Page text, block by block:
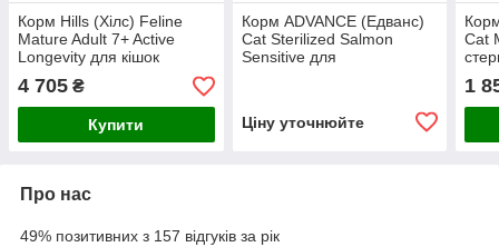
Корм Hills (Хілс) Feline
Mature Adult 7+ Active
Longevity для кішок
старше 7 років з куркою,
10 кг
4 705 ₴
Купити
Корм ADVANCE (Едванс)
Cat Sterilized Salmon
Sensitive для
Ціну уточнюйте
Cat
1
Про нас
49% позитивних з 157 відгуків за рік